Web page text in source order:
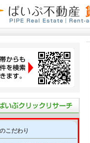
こだわり